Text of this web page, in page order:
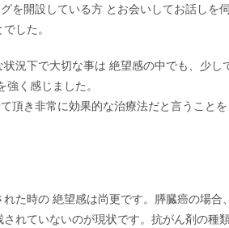
を開設している方 とお会いしてお話しを伺
した。
況下で大切な事は 絶望感の中でも、少し
く感じました。
頂き非常に効果的な治療法だと言うことを
た時の 絶望感は尚更です。膵臓癌の場合、
れていないのが現状です。抗がん剤の種